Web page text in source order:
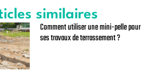
similaires
Comment utiliser une mini-pelle pour
ses travaux de terrassement ?